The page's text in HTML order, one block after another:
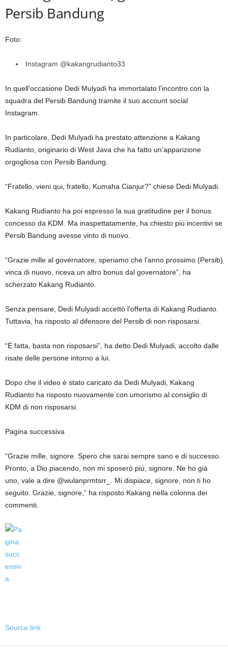
Persib Bandung
Foto:
Instagram @kakangrudianto33
In quell’occasione Dedi Mulyadi ha immortalato l’incontro con la
squadra del Persib Bandung tramite il suo account social
Instagram.
In particolare, Dedi Mulyadi ha prestato attenzione a Kakang
Rudianto, originario di West Java che ha fatto un’apparizione
orgogliosa con Persib Bandung.
“Fratello, vieni qui, fratello, Kumaha Cianjur?” chiese Dedi Mulyadi.
Kakang Rudianto ha poi espresso la sua gratitudine per il bonus
concesso da KDM. Ma inaspettatamente, ha chiesto più incentivi se
Persib Bandung avesse vinto di nuovo.
“Grazie mille al governatore, speriamo che l’anno prossimo (Persib)
vinca di nuovo, riceva un altro bonus dal governatore”, ha
scherzato Kakang Rudianto.
Senza pensare, Dedi Mulyadi accettò l’offerta di Kakang Rudianto.
Tuttavia, ha risposto al difensore del Persib di non risposarsi.
“È fatta, basta non risposarsi”, ha detto Dedi Mulyadi, accolto dalle
risate delle persone intorno a lui.
Dopo che il video è stato caricato da Dedi Mulyadi, Kakang
Rudianto ha risposto nuovamente con umorismo al consiglio di
KDM di non risposarsi.
Pagina successiva
“Grazie mille, signore. Spero che sarai sempre sano e di successo.
Pronto, a Dio piacendo, non mi sposerò più, signore. Ne ho già
uno, vale a dire @wulanprmtsrr_. Mi dispiace, signore, non ti ho
seguito. Grazie, signore,” ha risposto Kakang nella colonna dei
commenti.
Source link